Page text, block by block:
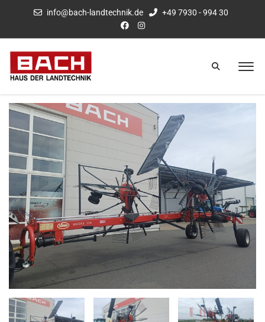
info@bach-landtechnik.de +49 7930 - 994 30